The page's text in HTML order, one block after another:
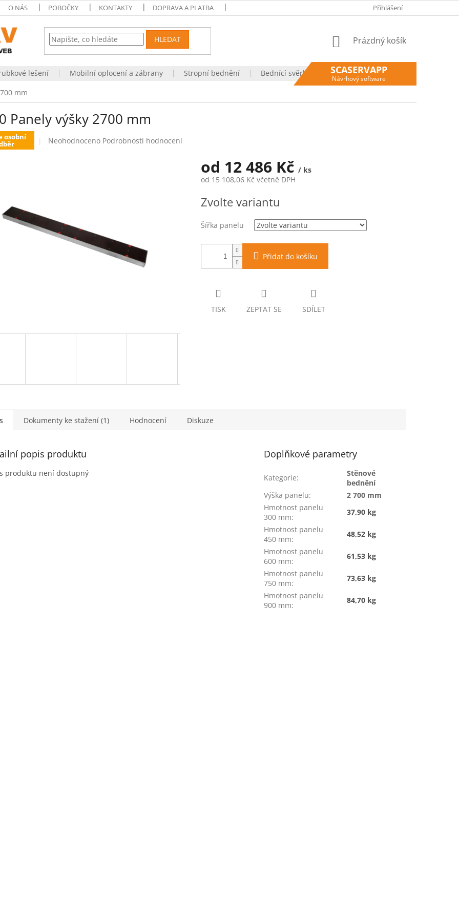
O NÁS POBOČKY KONTAKTY DOPRAVA A PLATBA OBCHODNÍ PODMÍNKY
Přihlášení
HLEDAT
NÁKUPNÍ
Prázdný košík
SCASERVAPP
Návrhový software
lešení Mobilní oplocení a zábrany Stropní bednění Bednící svěrky
Moje objednávka
mm
Panely výšky 2700 mm
osobní
Průměrné
Neohodnoceno Podrobnosti hodnocení
od 12 486 Kč / ks
od 15 108,06 Kč včetně DPH
cena:
Zvolte variantu
Šířka panelu
Přidat do košíku
TISK ZEPTAT SE SDÍLET
Dokumenty ke stažení (1) Hodnocení Diskuze
popis produktu
produktu není dostupný
Doplňkové parametry
Kategorie:
Stěnové
bednění
Výška panelu:
2 700 mm
Hmotnost panelu
300 mm:
37,90 kg
Hmotnost panelu
450 mm:
48,52 kg
Hmotnost panelu
600 mm:
61,53 kg
Hmotnost panelu
750 mm:
73,63 kg
Hmotnost panelu
900 mm:
84,70 kg